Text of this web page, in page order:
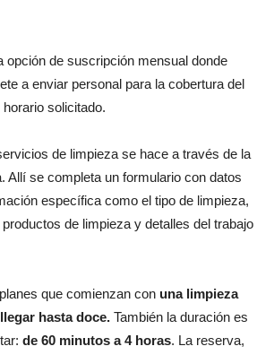
opción de suscripción mensual donde
a enviar personal para la cobertura del
solicitado.
de limpieza se hace a través de la
Allí se completa un formulario con datos
específica como el tipo de limpieza,
de limpieza y detalles del trabajo
que comienzan con una limpieza
hasta doce. También la duración es
de 60 minutos a 4 horas. La reserva,